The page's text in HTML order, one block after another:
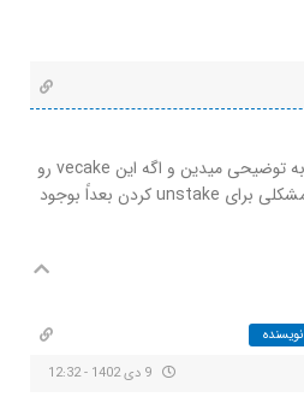
با سلام . در رابطه با vecake به توضیحی میدین و اگه این vecake رو
در مرحله vote خرجش کنیم مشکلی برای unstake کردن بعداً بوجود
نویسنده